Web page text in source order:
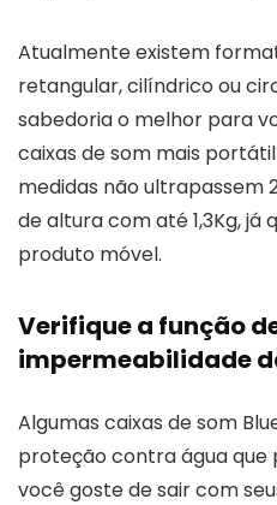
Atualmente existem
retangular, cilíndrico ou
sabedoria o melhor para
caixas de som mais
medidas não ultrapassem
de altura com até 1,3Kg, já
produto móvel.
Verifique a função
impermeabilidade
Algumas caixas de som
proteção contra água que
você goste de sair com